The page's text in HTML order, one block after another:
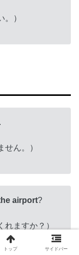
）
.
せん。）
airport?
れますか？）
トップ サイドバー